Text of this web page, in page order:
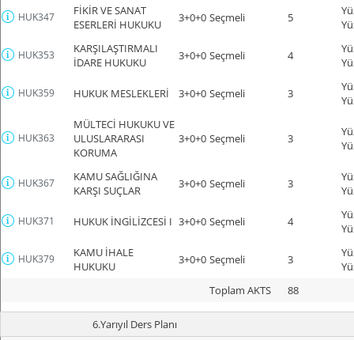
HUK347
FİKİR VE SANAT
ESERLERİ HUKUKU
3+0+0 Seçmeli 5
HUK353
KARŞILAŞTIRMALI
İDARE HUKUKU
3+0+0 Seçmeli 4
HUK359 HUKUK MESLEKLERİ 3+0+0 Seçmeli 3
HUK363
MÜLTECİ HUKUKU VE
ULUSLARARASI
KORUMA
3+0+0 Seçmeli 3
HUK367
KAMU SAĞLIĞINA
KARŞI SUÇLAR
3+0+0 Seçmeli 3
HUK371 HUKUK İNGİLİZCESİ I 3+0+0 Seçmeli 4
HUK379
KAMU İHALE
HUKUKU
3+0+0 Seçmeli 3
Toplam AKTS
88
6.Yarıyıl Ders Planı